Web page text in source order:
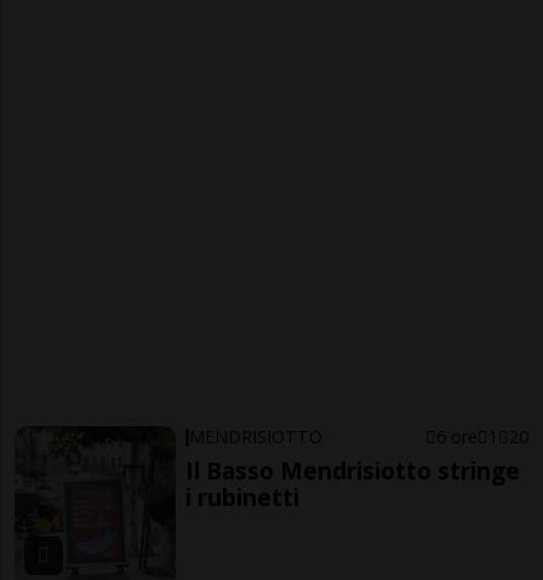
MENDRISIOTTO 6 ore 1 20
Il Basso Mendrisiotto stringe
i rubinetti